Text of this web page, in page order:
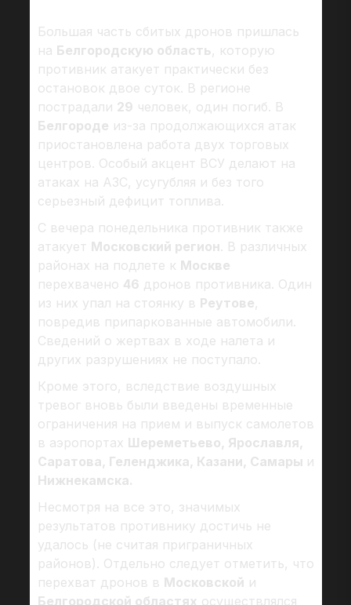
Большая часть сбитых дронов пришлась
на Белгородскую область, которую
противник атакует практически без
остановок двое суток. В регионе
пострадали 29 человек, один погиб. В
Белгороде из-за продолжающихся атак
приостановлена работа двух торговых
центров. Особый акцент ВСУ делают на
атаках на АЗС, усугубляя и без того
серьезный дефицит топлива.
С вечера понедельника противник также
атакует Московский регион. В различных
районах на подлете к Москве
перехвачено 46 дронов противника. Один
из них упал на стоянку в Реутове,
повредив припаркованные автомобили.
Сведений о жертвах в ходе налета и
других разрушениях не поступало.
Кроме этого, вследствие воздушных
тревог вновь были введены временные
ограничения на прием и выпуск самолетов
в аэропортах Шереметьево, Ярославля,
Саратова, Геленджика, Казани, Самары и
Нижнекамска.
Несмотря на все это, значимых
результатов противнику достичь не
удалось (не считая приграничных
районов). Отдельно следует отметить, что
перехват дронов в Московской и
Белгородской областях осуществлялся